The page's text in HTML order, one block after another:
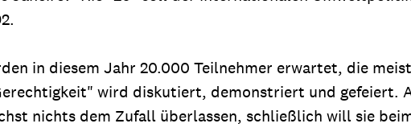
in diesem Jahr 20.000 Teilnehmer erwartet, die
wird diskutiert, demonstriert und gefeiert.
nichts dem Zufall überlassen, schließlich will sie